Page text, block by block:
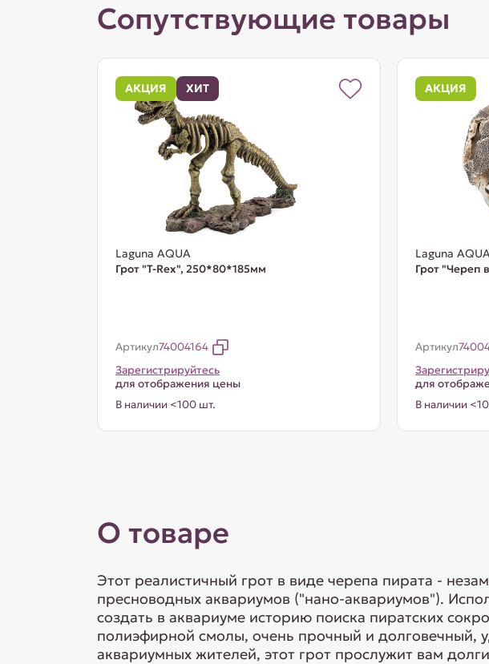
Сопутствующие товары
АКЦИЯ ХИТ
Laguna AQUA
Грот "T-Rex", 250*80*185мм
Артикул74004164
Зарегистрируйтесь
для отображения цены
В наличии <100 шт.
АКЦИЯ
Laguna
Грот "Череп
Артикул
для
В наличии
О товаре
Этот реалистичный грот в виде черепа пирата -
пресноводных аквариумов ("нано-аквариумов").
создать в аквариуме историю поиска пиратских
полиэфирной смолы, очень прочный и долговечный,
аквариумных жителей, этот грот прослужит вам